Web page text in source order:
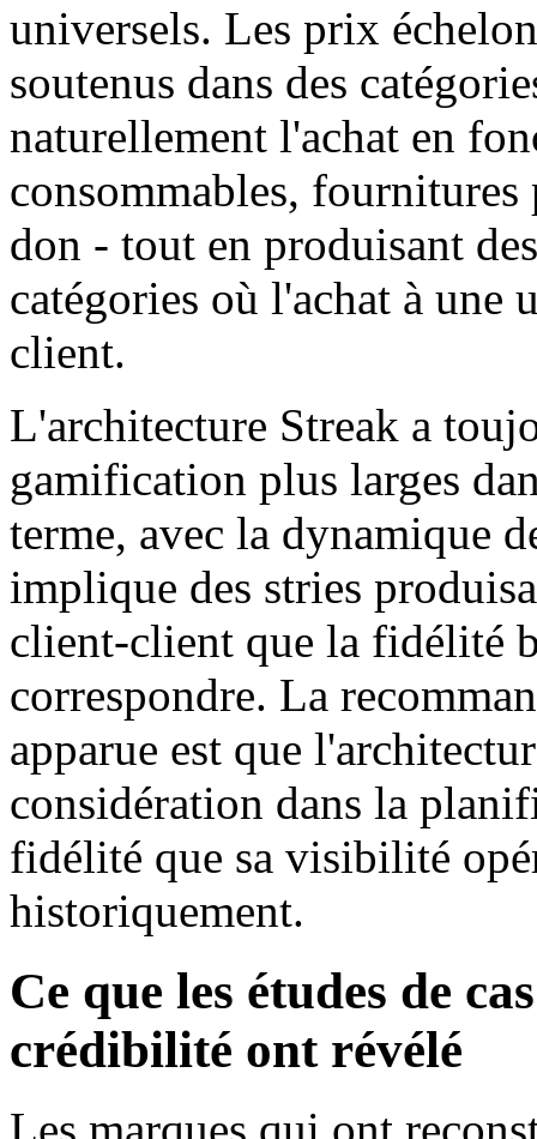
universels. Les prix
soutenus dans des
naturellement l'achat en
consommables,
don - tout en produisant
catégories où l'achat à une
client.
L'architecture Streak a
gamification plus larges
terme, avec la dynamique
implique des stries
client-client que la fidélité
correspondre. La
apparue est que
considération dans la
fidélité que sa visibilité
historiquement.
Ce que les études de
crédibilité ont révélé